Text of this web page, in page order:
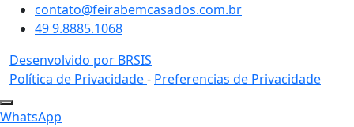
contato@feirabemcasados.com.br
49 9.8885.1068
Desenvolvido por BRSIS
Política de Privacidade- Preferencias de Privacidade
WhatsApp